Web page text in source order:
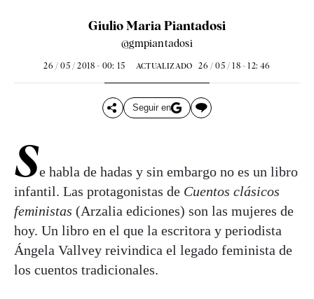
Giulio Maria Piantadosi
@gmpiantadosi
26 / 05 / 2018 - 00: 15 ACTUALIZADO 26 / 05 / 18 - 12: 46
Seguir en
Se habla de hadas y sin embargo no es un libro
infantil. Las protagonistas de Cuentos clásicos
feministas (Arzalia ediciones) son las mujeres de
hoy. Un libro en el que la escritora y periodista
Ángela Vallvey reivindica el legado feminista de
los cuentos tradicionales.